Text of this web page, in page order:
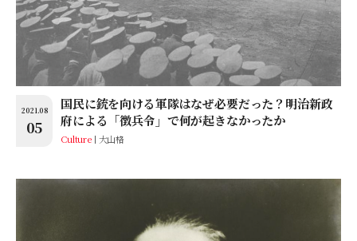
2021.08
05
国民に銃を向ける軍隊はなぜ必要だった？明治新政
府による「徴兵令」で何が起きなかったか
Culture 大山格